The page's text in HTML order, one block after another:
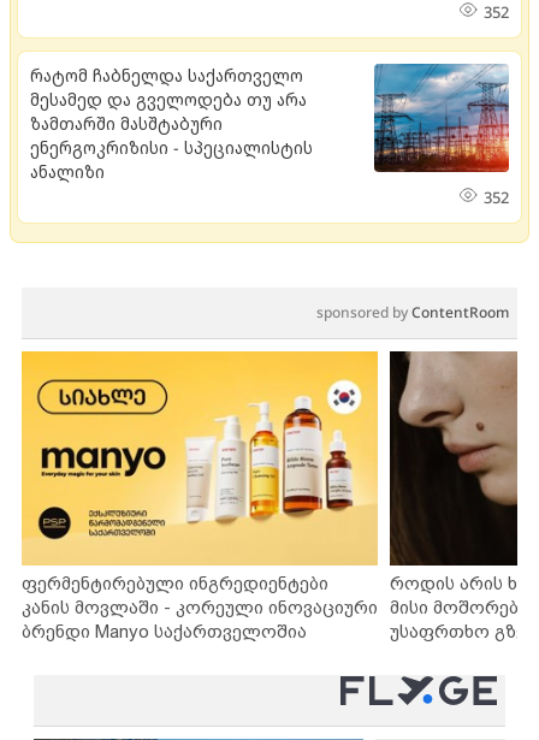
352
რატომ ჩაბნელდა საქართველო
მესამედ და გველოდება თუ არა
ზამთარში მასშტაბური
ენერგოკრიზისი - სპეციალისტის
ანალიზი
352
sponsored byContentRoom
ფერმენტირებული ინგრედიენტები
კანის მოვლაში - კორეული ინოვაციური
ბრენდი Manyo საქართველოშია
როდის არის
მისი
უსაფრთხო